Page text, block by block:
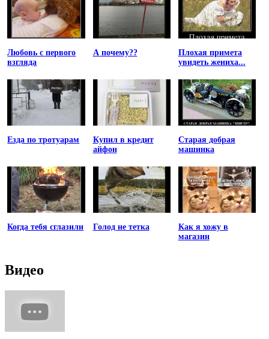
Любовь с первого
взгляда
А почему??
Плохая примета
увидеть жениха...
Езда по тротуарам
Купил в кредит
айфон
Старая добрая
машинка
Когда тебя сглазили Голод не тетка
Как я хожу в
магазин
Видео